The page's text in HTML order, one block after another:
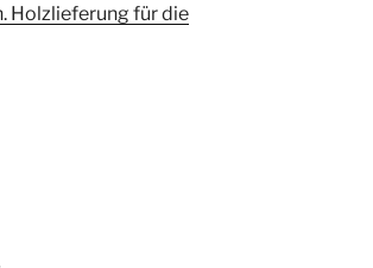
Holzlieferung für die